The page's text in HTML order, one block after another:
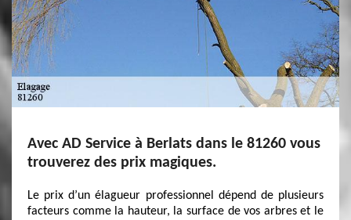
Avec AD Service à Berlats dans le 81260 vous
trouverez des prix magiques.
Le prix d’un élagueur professionnel dépend de plusieurs
facteurs comme la hauteur, la surface de vos arbres et le